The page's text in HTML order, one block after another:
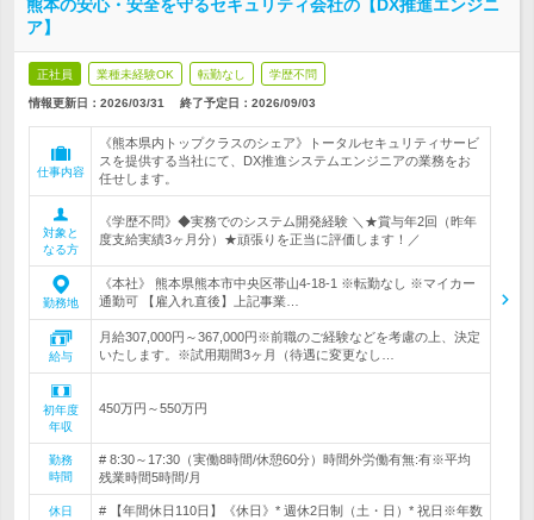
熊本の安心・安全を守るセキュリティ会社の【DX推進エンジニ
ア】
正社員 業種未経験OK 転勤なし 学歴不問
情報更新日：2026/03/31 終了予定日： 2026/09/03
仕事内容
《熊本県内トップクラスのシェア》トータルセキュリティサービ
スを提供する当社にて、DX推進システムエンジニアの業務をお
任せします。
対象と
なる方
《学歴不問》◆実務でのシステム開発経験 ＼★賞与年2回（昨年
度支給実績3ヶ月分）★頑張りを正当に評価します！／
勤務地
《本社》 熊本県熊本市中央区帯山4-18-1 ※転勤なし ※マイカー
通勤可 【雇入れ直後】上記事業…
給与
月給307,000円～367,000円※前職のご経験などを考慮の上、決定
いたします。※試用期間3ヶ月（待遇に変更なし…
初年度
年収
450万円～550万円
勤務
時間
# 8:30～17:30（実働8時間/休憩60分）時間外労働有無:有※平均
残業時間5時間/月
休日
# 【年間休日110日】《休日》* 週休2日制（土・日）* 祝日※年数